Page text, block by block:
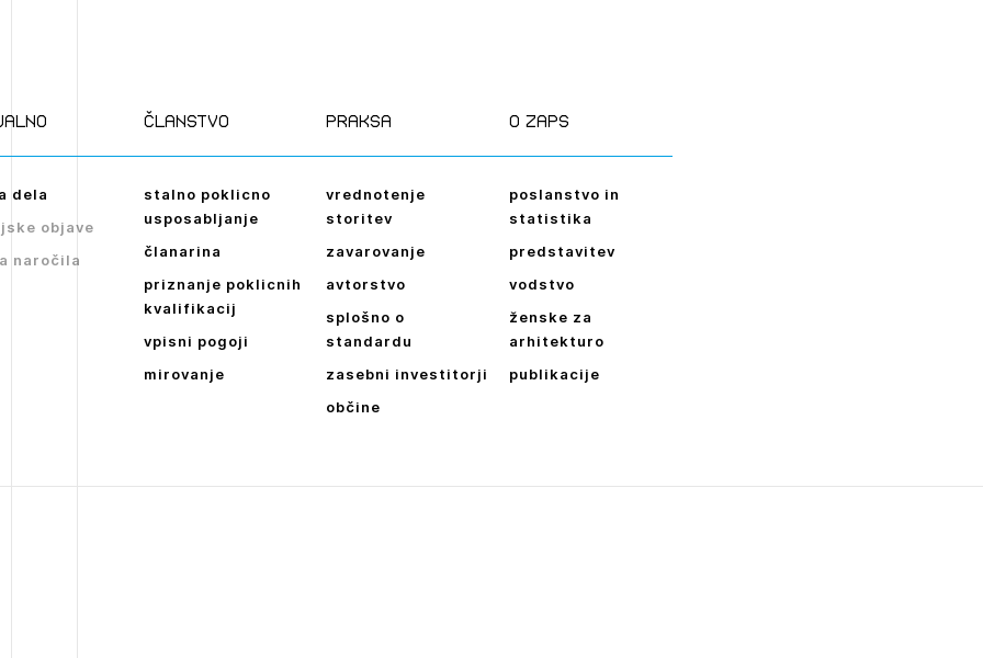
dela
objave
naročila
članstvo
stalno poklicno
usposabljanje
članarina
priznanje poklicnih
kvalifikacij
vpisni pogoji
mirovanje
praksa
vrednotenje
storitev
zavarovanje
avtorstvo
splošno o
standardu
zasebni investitorji
občine
O zaps
poslanstvo in
statistika
predstavitev
vodstvo
ženske za
arhitekturo
publikacije